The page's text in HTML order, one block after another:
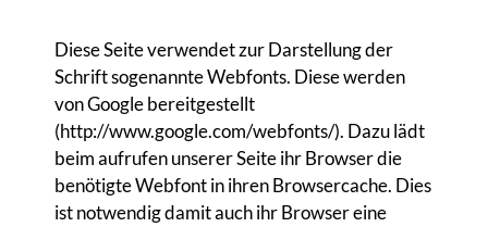
Diese Seite verwendet zur Darstellung der
Schrift sogenannte Webfonts. Diese werden
von Google bereitgestellt
(http://www.google.com/webfonts/). Dazu lädt
beim aufrufen unserer Seite ihr Browser die
benötigte Webfont in ihren Browsercache. Dies
ist notwendig damit auch ihr Browser eine